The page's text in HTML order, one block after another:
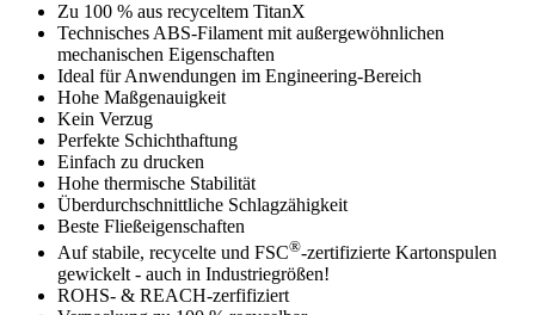
Zu 100 % aus recyceltem TitanX
Technisches ABS-Filament mit außergewöhnlichen
mechanischen Eigenschaften
Ideal für Anwendungen im Engineering-Bereich
Hohe Maßgenauigkeit
Kein Verzug
Perfekte Schichthaftung
Einfach zu drucken
Hohe thermische Stabilität
Überdurchschnittliche Schlagzähigkeit
Beste Fließeigenschaften
Auf stabile, recycelte und FSC®-zertifizierte Kartonspulen
gewickelt - auch in Industriegrößen!
ROHS- & REACH-zerfifiziert